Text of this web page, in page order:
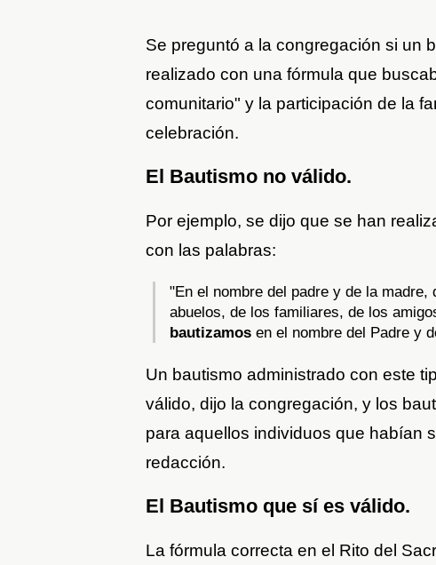
Se preguntó a la congregación si un
realizado con una fórmula que
comunitario" y la participación de la
celebración.
El Bautismo no válido.
Por ejemplo, se dijo que se han
con las palabras:
"En el nombre del padre y de la
abuelos, de los familiares, de los
bautizamosen el nombre del Padre y
Un bautismo administrado con este
válido, dijo la congregación, y los
para aquellos individuos que habían
redacción.
El Bautismo que sí es válido.
La fórmula correcta en el Rito del